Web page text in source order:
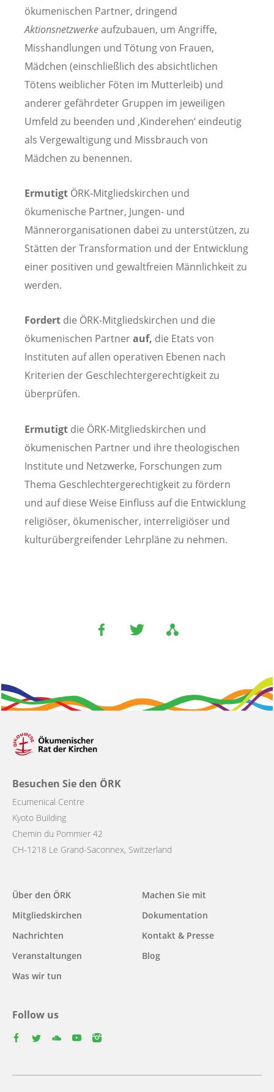
ökumenischen Partner, dringend
Aktionsnetzwerkeaufzubauen, um Angriffe,
Misshandlungen und Tötung von Frauen,
Mädchen (einschließlich des absichtlichen
Tötens weiblicher Föten im Mutterleib) und
anderer gefährdeter Gruppen im jeweiligen
Umfeld zu beenden und ‚Kinderehen‘ eindeutig
als Vergewaltigung und Missbrauch von
Mädchen zu benennen.
Ermutigt ÖRK-Mitgliedskirchen und
ökumenische Partner, Jungen- und
Männerorganisationen dabei zu unterstützen, zu
Stätten der Transformation und der Entwicklung
einer positiven und gewaltfreien Männlichkeit zu
werden.
Fordert die ÖRK-Mitgliedskirchen und die
ökumenischen Partnerauf, die Etats von
Instituten auf allen operativen Ebenen nach
Kriterien der Geschlechtergerechtigkeit zu
überprüfen.
Ermutigt die ÖRK-Mitgliedskirchen und
ökumenischen Partner und ihre theologischen
Institute und Netzwerke, Forschungen zum
Thema Geschlechtergerechtigkeit zu fördern
und auf diese Weise Einfluss auf die Entwicklung
religiöser, ökumenischer, interreligiöser und
kulturübergreifender Lehrpläne zu nehmen.
Besuchen Sie den ÖRK
Ecumenical Centre
Kyoto Building
Chemin du Pommier 42
CH-1218 Le Grand-Saconnex, Switzerland
Main
navigation
Über den ÖRK
Mitgliedskirchen
Nachrichten
Veranstaltungen
Was wir tun
Machen Sie mit
Dokumentation
Kontakt & Presse
Blog
Follow us